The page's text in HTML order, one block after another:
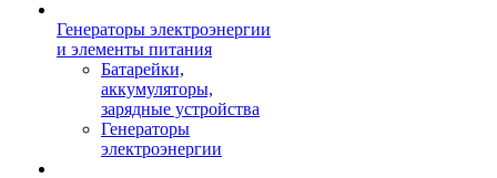
Генераторы электроэнергии
и элементы питания
Батарейки,
аккумуляторы,
зарядные устройства
Генераторы
электроэнергии